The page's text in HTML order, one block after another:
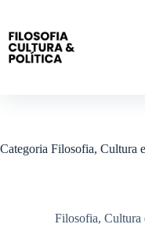
conteúdo
Categoria Filosofia, Cultura
Filosofia, Cultura